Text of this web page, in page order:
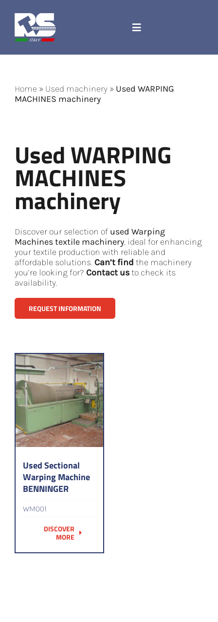
content
Toggle
Spare parts and accessories
Machines
Contact
Home » Used machinery » Used WARPING
MACHINES machinery
Used WARPING
MACHINES
machinery
Discover our selection of used Warping
Machines textile machinery, ideal for enhancing
your textile production with reliable and
affordable solutions. Can’t find the machinery
you’re looking for? Contact usto check its
availability.
REQUEST INFORMATION
Used Sectional
Warping Machine
BENNINGER
WM001
DISCOVER
MORE